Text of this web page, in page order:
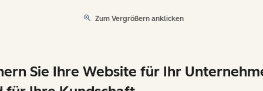
Zum Vergrößern anklicken
Sie Ihre Website für Ihr